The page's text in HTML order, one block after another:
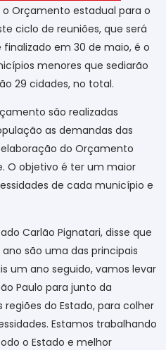
Orçamento estadual para o
ciclo de reuniões, que será
em 30 de maio, é o
menores que sediarão
29 cidades, no total.
são realizadas
as demandas das
do Orçamento
O objetivo é ter um maior
de cada município e
Carlão Pignatari, disse que
são uma das principais
um ano seguido, vamos levar
Paulo para junto da
do Estado, para colher
Estamos trabalhando
o Estado e melhor